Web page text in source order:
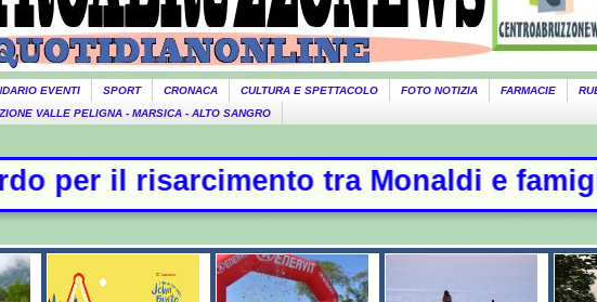
EVENTI SPORT CRONACA CULTURA E SPETTACOLO FOTO NOTIZIA FARMACIE
VALLE PELIGNA - MARSICA - ALTO SANGRO
tra Monaldi e famiglia - Raid